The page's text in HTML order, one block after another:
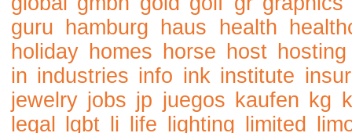
guru
hamburg haus health
holiday homes horse host hosting
in industries info ink institute
jewelry jobs jp juegos kaufen kg
legal
lgbt li life lighting limited